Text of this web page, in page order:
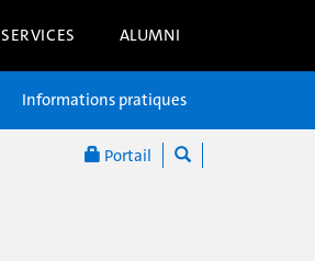
SERVICES ALUMNI
Portail
Informations pratiques